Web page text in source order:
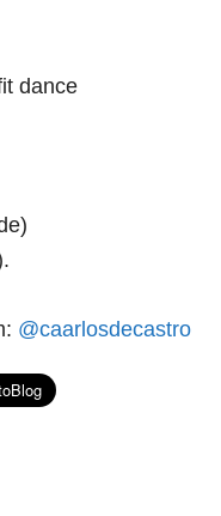
dance
@caarlosdecastro